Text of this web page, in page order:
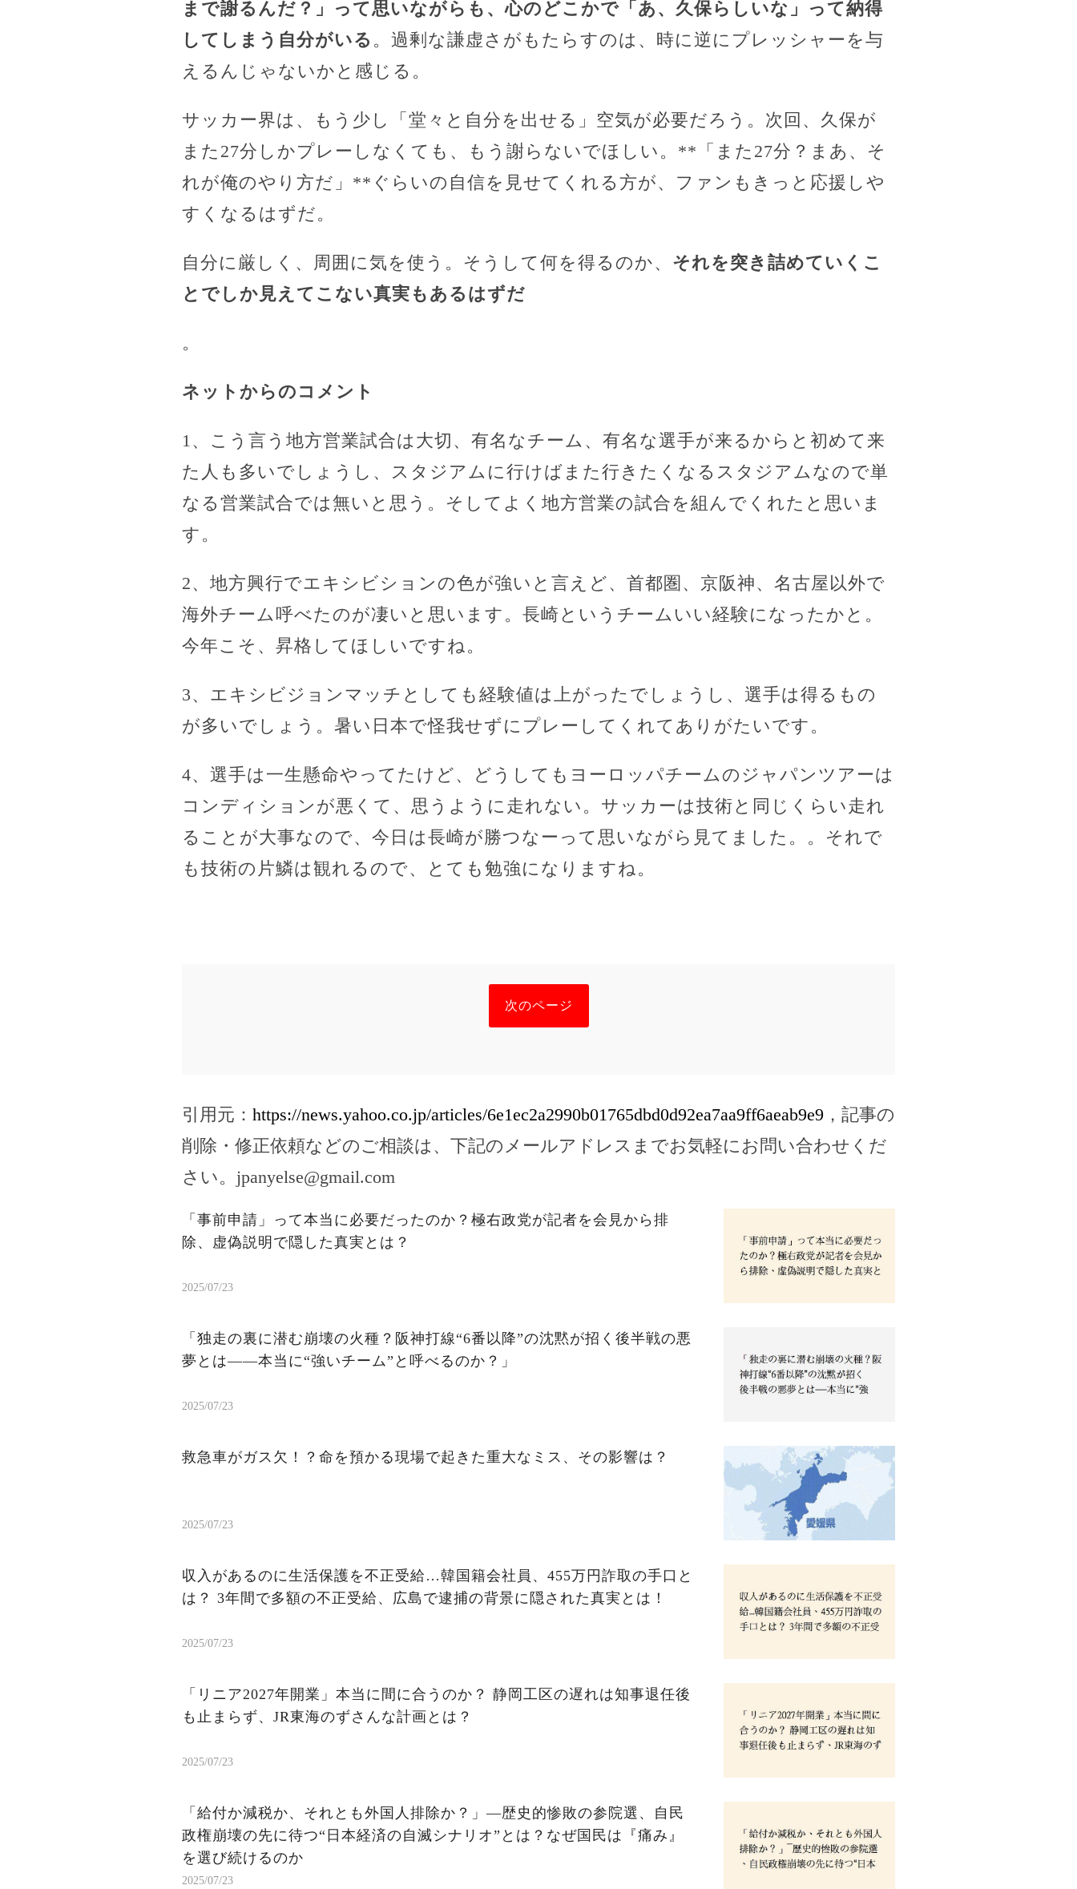
まで謝るんだ？」って思いながらも、心のどこかで「あ、久保らしいな」って納得
してしまう自分がいる 。過剰な謙虚さがもたらすのは、時に逆にプレッシャーを与
えるんじゃないかと感じる。
サッカー界は、もう少し「堂々と自分を出せる」空気が必要だろう。次回、久保が
また27分しかプレーしなくても、もう謝らないでほしい。**「また27分？まあ、そ
れが俺のやり方だ」**ぐらいの自信を見せてくれる方が、ファンもきっと応援しや
すくなるはずだ。
自分に厳しく、周囲に気を使う。そうして何を得るのか、 それを突き詰めていくこ
とでしか見えてこない真実もあるはずだ
。
ネットからのコメント
1、こう言う地方営業試合は大切、有名なチーム、有名な選手が来るからと初めて来
た人も多いでしょうし、スタジアムに行けばまた行きたくなるスタジアムなので単
なる営業試合では無いと思う。そしてよく地方営業の試合を組んでくれたと思いま
す。
2、地方興行でエキシビションの色が強いと言えど、首都圏、京阪神、名古屋以外で
海外チーム呼べたのが凄いと思います。長崎というチームいい経験になったかと。
今年こそ、昇格してほしいですね。
3、エキシビジョンマッチとしても経験値は上がったでしょうし、選手は得るもの
が多いでしょう。暑い日本で怪我せずにプレーしてくれてありがたいです。
4、選手は一生懸命やってたけど、どうしてもヨーロッパチームのジャパンツアーは
コンディションが悪くて、思うように走れない。サッカーは技術と同じくらい走れ
ることが大事なので、今日は長崎が勝つなーって思いながら見てました。。それで
も技術の片鱗は観れるので、とても勉強になりますね。
次のページ
引用元： https://news.yahoo.co.jp/articles/6e1ec2a2990b01765dbd0d92ea7aa9ff6aeab9e9 ，記事の
削除・修正依頼などのご相談は、下記のメールアドレスまでお気軽にお問い合わせくだ
さい。 jpanyelse@gmail.com
「事前申請」って本当に必要だったのか？極右政党が記者を会見から排
除、虚偽説明で隠した真実とは？
2025/07/23
「独走の裏に潜む崩壊の火種？阪神打線“6番以降”の沈黙が招く後半戦の悪
夢とは——本当に“強いチーム”と呼べるのか？」
2025/07/23
救急車がガス欠！？命を預かる現場で起きた重大なミス、その影響は？
2025/07/23
収入があるのに生活保護を不正受給…韓国籍会社員、455万円詐取の手口と
は？ 3年間で多額の不正受給、広島で逮捕の背景に隠された真実とは！
2025/07/23
「リニア2027年開業」本当に間に合うのか？ 静岡工区の遅れは知事退任後
も止まらず、JR東海のずさんな計画とは？
2025/07/23
「給付か減税か、それとも外国人排除か？」―歴史的惨敗の参院選、自民
政権崩壊の先に待つ“日本経済の自滅シナリオ”とは？なぜ国民は『痛み』
を選び続けるのか
2025/07/23